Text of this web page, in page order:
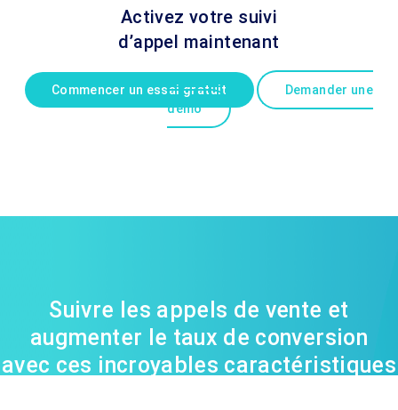
Activez votre suivi
d’appel maintenant
Commencer un essai gratuit
Demander une
démo
Suivre les appels de vente et
augmenter le taux de conversion
avec ces incroyables caractéristiques